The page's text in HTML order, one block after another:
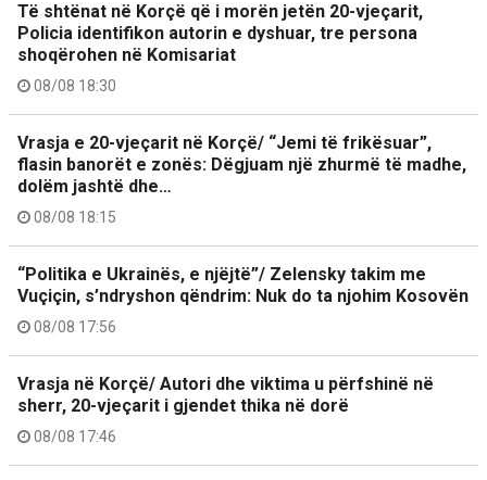
Të shtënat në Korçë që i morën jetën 20-vjeçarit,
Policia identifikon autorin e dyshuar, tre persona
shoqërohen në Komisariat
08/08 18:30
Vrasja e 20-vjeçarit në Korçë/ “Jemi të frikësuar”,
flasin banorët e zonës: Dëgjuam një zhurmë të madhe,
dolëm jashtë dhe…
08/08 18:15
“Politika e Ukrainës, e njëjtë”/ Zelensky takim me
Vuçiçin, s’ndryshon qëndrim: Nuk do ta njohim Kosovën
08/08 17:56
Vrasja në Korçë/ Autori dhe viktima u përfshinë në
sherr, 20-vjeçarit i gjendet thika në dorë
08/08 17:46